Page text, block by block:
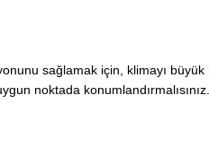
sağlamak için, klimayı büyük
noktada